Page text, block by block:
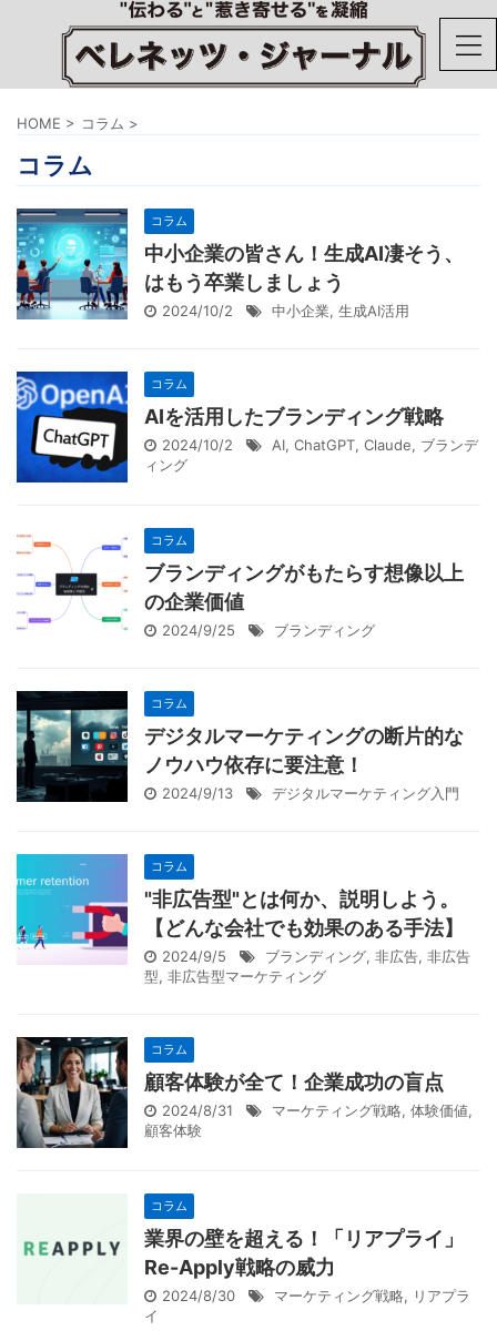
HOME > コラム >
コラム
コラム
中小企業の皆さん！生成AI凄そう、
はもう卒業しましょう
2024/10/2 中小企業, 生成AI活用
コラム
AIを活用したブランディング戦略
2024/10/2 AI, ChatGPT, Claude, ブランデ
ィング
コラム
ブランディングがもたらす想像以上
の企業価値
2024/9/25 ブランディング
コラム
デジタルマーケティングの断片的な
ノウハウ依存に要注意！
2024/9/13 デジタルマーケティング入門
コラム
"非広告型"とは何か、説明しよう。
【どんな会社でも効果のある手法】
2024/9/5 ブランディング, 非広告, 非広告
型, 非広告型マーケティング
コラム
顧客体験が全て！企業成功の盲点
2024/8/31 マーケティング戦略, 体験価値,
顧客体験
コラム
業界の壁を超える！「リアプライ」
Re-Apply戦略の威力
2024/8/30 マーケティング戦略, リアプラ
イ